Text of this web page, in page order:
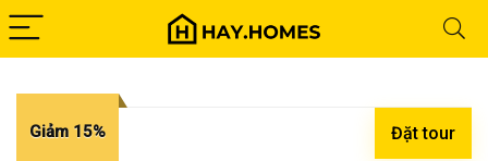
Giảm 15% Đặt tour